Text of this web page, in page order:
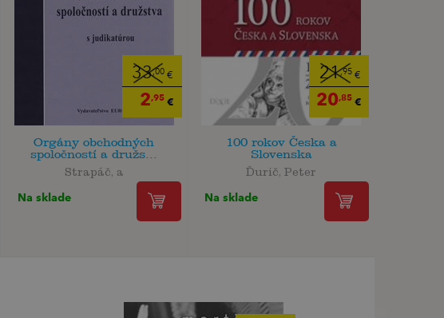
33,00 €
2,95 €
Orgány obchodných
spoločností a družs...
Strapáč, a
Na sklade
21,95€
20,85€
100 rokov Česka a
Slovenska
Ďurič, Peter
Na sklade